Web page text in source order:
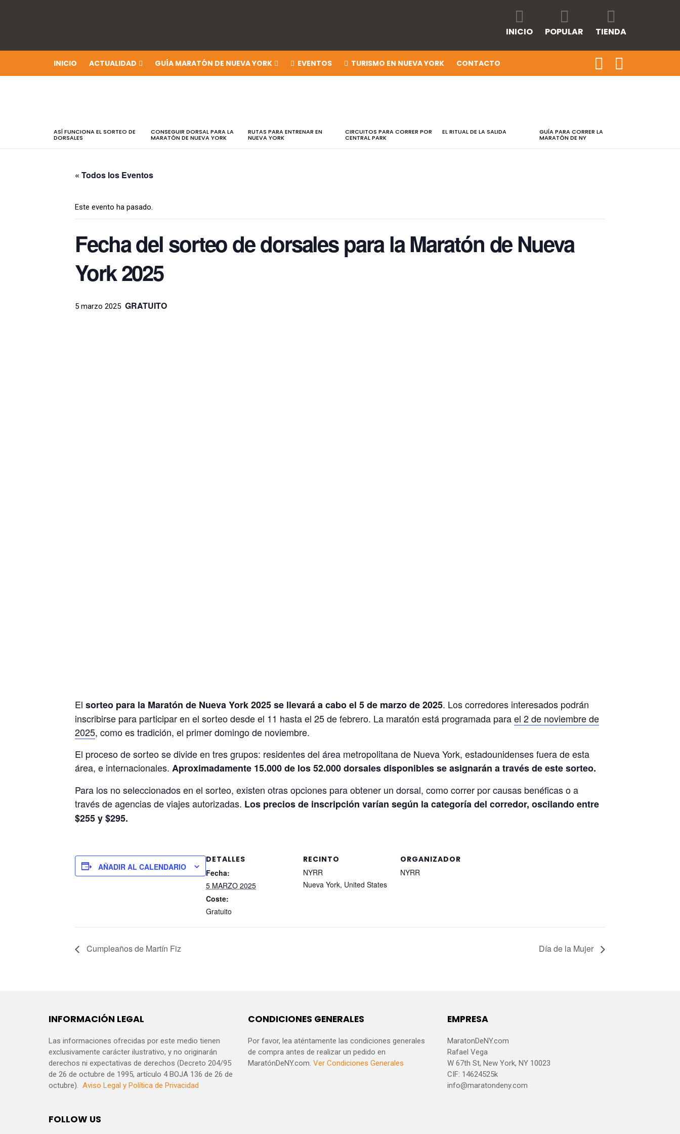
INICIO POPULAR TIENDA
INICIO ACTUALIDAD GUÍA MARATÓN DE NUEVA YORK EVENTOS TURISMO EN NUEVA YORK CONTACTO
ASÍ FUNCIONA EL SORTEO DE
DORSALES
CONSEGUIR DORSAL PARA LA
MARATÓN DE NUEVA YORK
RUTAS PARA ENTRENAR EN
NUEVA YORK
CIRCUITOS PARA CORRER POR
CENTRAL PARK
EL RITUAL DE LA SALIDA GUÍA PARA CORRER LA
MARATÓN DE NY
« Todos los Eventos
Este evento ha pasado.
Fecha del sorteo de dorsales para la Maratón de Nueva
York 2025
5 marzo 2025 GRATUITO
El sorteo para la Maratón de Nueva York 2025 se llevará a cabo el 5 de marzo de 2025. Los corredores interesados podrán
inscribirse para participar en el sorteo desde el 11 hasta el 25 de febrero. La maratón está programada parael 2 de noviembre de
2025, como es tradición, el primer domingo de noviembre.
El proceso de sorteo se divide en tres grupos: residentes del área metropolitana de Nueva York, estadounidenses fuera de esta
área, e internacionales. Aproximadamente 15.000 de los 52.000 dorsales disponibles se asignarán a través de este sorteo.
Para los no seleccionados en el sorteo, existen otras opciones para obtener un dorsal, como correr por causas benéficas o a
través de agencias de viajes autorizadas. Los precios de inscripción varían según la categoría del corredor, oscilando entre
$255 y $295.
AÑADIR AL CALENDARIO
DETALLES
Fecha:
5 MARZO 2025
Coste:
Gratuito
RECINTO
NYRR
Nueva York, United States
ORGANIZADOR
NYRR
Cumpleaños de Martín Fiz Día de la Mujer
INFORMACIÓN LEGAL
Las informaciones ofrecidas por este medio tienen
exclusivamente carácter ilustrativo, y no originarán
derechos ni expectativas de derechos (Decreto 204/95
de 26 de octubre de 1995, artículo 4 BOJA 136 de 26 de
octubre). Aviso Legal y Política de Privacidad
FOLLOW US
CONDICIONES GENERALES
Por favor, lea aténtamente las condiciones generales
de compra antes de realizar un pedido en
MaratónDeNY.com. Ver Condiciones Generales
EMPRESA
MaratonDeNY.com
Rafael Vega
W 67th St, New York, NY 10023
CIF: 14624525k
info@maratondeny.com